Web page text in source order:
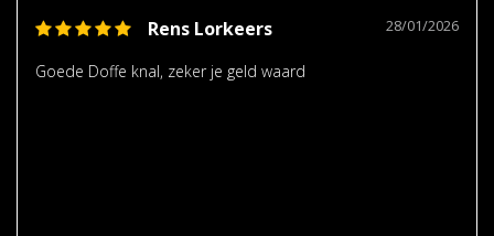
Rens Lorkeers 28/01/2026
Goede Doffe knal, zeker je geld waard